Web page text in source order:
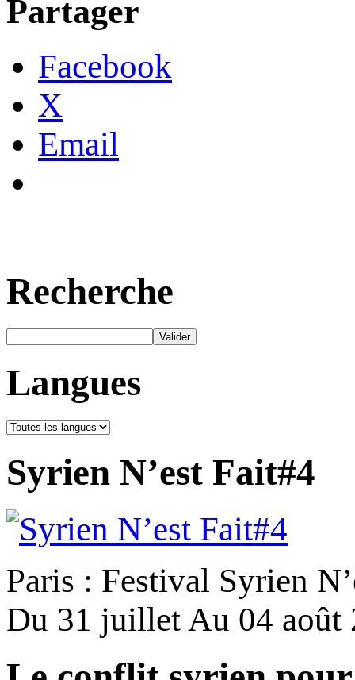
Partager
Facebook
X
Email
Recherche
Langues
Syrien N’est Fait#4
Paris : Festival Syrien
Du 31 juillet Au 04 août